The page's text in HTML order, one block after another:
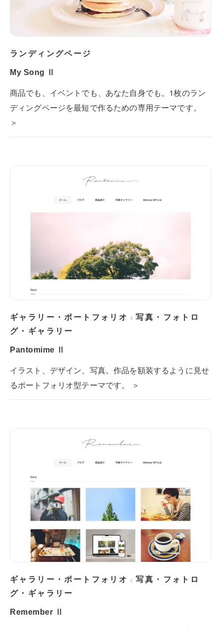
ランディングページ
My Song Ⅱ
商品でも、イベントでも、あなた自身でも。1枚のラン
ディングページを最短で作るための専用テーマです。
＞
ギャラリー・ポートフォリオ /写真・フォトロ
グ・ギャラリー
Pantomime Ⅱ
イラスト、デザイン、写真。作品を額装するように見せ
るポートフォリオ型テーマです。 ＞
ギャラリー・ポートフォリオ /写真・フォトロ
グ・ギャラリー
Remember Ⅱ